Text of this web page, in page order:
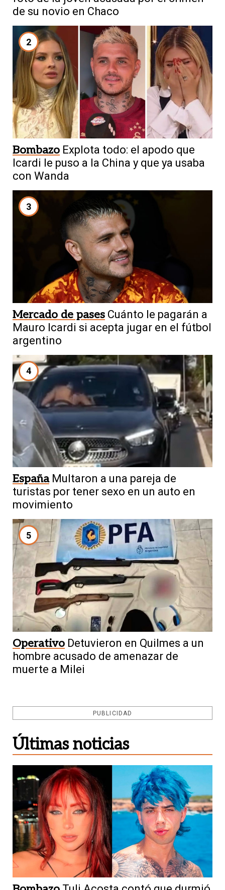
de su novio en Chaco
2
Bombazo Explota todo: el apodo que
Icardi le puso a la China y que ya usaba
con Wanda
3
Mercado de pases Cuánto le pagarán a
Mauro Icardi si acepta jugar en el fútbol
argentino
4
España Multaron a una pareja de
turistas por tener sexo en un auto en
movimiento
5
Operativo Detuvieron en Quilmes a un
hombre acusado de amenazar de
muerte a Milei
PUBLICIDAD
Últimas noticias